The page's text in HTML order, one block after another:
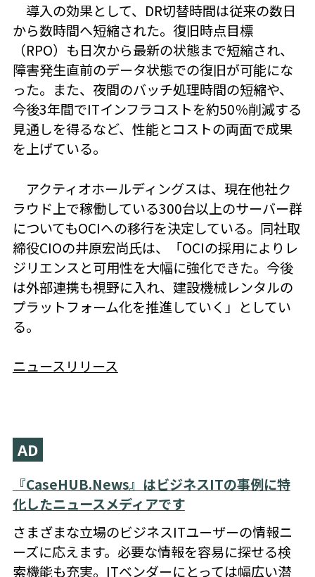
導入の効果として、DR切替時間は従来の数日
から数時間へ短縮された。復旧時点目標
（RPO）も日次から最新の状態まで短縮され、
障害発生直前のデータ状態での復旧が可能にな
った。また、夜間のバッチ処理時間の短縮や、
今後3年間でITインフラコストを約50％削減する
見通しを得るなど、性能とコストの両面で成果
を上げている。
アクティオホールディングスは、現在他社ク
ラウド上で稼働している300台以上のサーバー群
についてもOCIへの移行を決定している。同社取
締役CIOの井原宏尚氏は、「OCIの採用によりレ
ジリエンスと可用性を大幅に強化できた。今後
は外部連携も視野に入れ、建設機械レンタルの
プラットフォーム化を推進していく」としてい
る。
ニュースリリース
AD
『CaseHUB.News』はビジネスITの事例に特
化したニュースメディアです
さまざまな立場のビジネスITユーザーの情報ニ
ーズに応えます。必要な情報を容易に探せる検
索機能も充実。ITベンダーにとっては幅広い潜